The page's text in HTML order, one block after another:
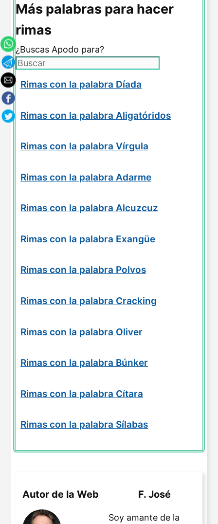
Más palabras para hacer
rimas
¿Buscas Apodo para?
Rimas con la palabra Díada
Rimas con la palabra Aligatóridos
Rimas con la palabra Vírgula
Rimas con la palabra Adarme
Rimas con la palabra Alcuzcuz
Rimas con la palabra Exangüe
Rimas con la palabra Polvos
Rimas con la palabra Cracking
Rimas con la palabra Oliver
Rimas con la palabra Búnker
Rimas con la palabra Cítara
Rimas con la palabra Sílabas
Autor de la Web F. José
Soy amante de la